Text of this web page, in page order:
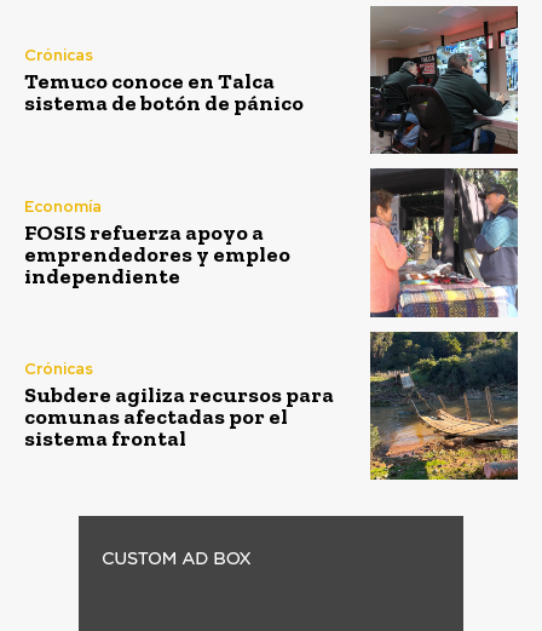
Crónicas
Temuco conoce en Talca
sistema de botón de pánico
Economía
FOSIS refuerza apoyo a
emprendedores y empleo
independiente
Crónicas
Subdere agiliza recursos para
comunas afectadas por el
sistema frontal